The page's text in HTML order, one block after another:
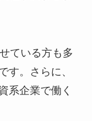
ている方も多
す。さらに、
系企業で働く